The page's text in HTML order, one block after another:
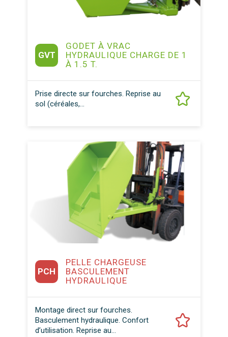
GVT
GODET À VRAC
HYDRAULIQUE CHARGE DE 1
À 1.5 T.
Prise directe sur fourches. Reprise au
sol (céréales,...
PCH
PELLE CHARGEUSE
BASCULEMENT
HYDRAULIQUE
Montage direct sur fourches.
Basculement hydraulique. Confort
d’utilisation. Reprise au...